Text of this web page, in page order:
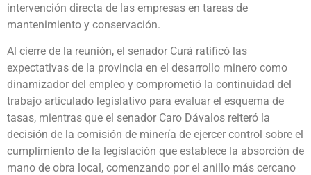
intervención directa de las empresas en tareas de
mantenimiento y conservación.
Al cierre de la reunión, el senador Curá ratificó las
expectativas de la provincia en el desarrollo minero como
dinamizador del empleo y comprometió la continuidad del
trabajo articulado legislativo para evaluar el esquema de
tasas, mientras que el senador Caro Dávalos reiteró la
decisión de la comisión de minería de ejercer control sobre el
cumplimiento de la legislación que establece la absorción de
mano de obra local, comenzando por el anillo más cercano